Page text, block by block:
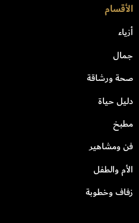
الأقسام
أزياء
جمال
صحة ورشاقة
دليل حياة
مطبخ
فن ومشاهير
الأم والطفل
زفاف وخطوبة